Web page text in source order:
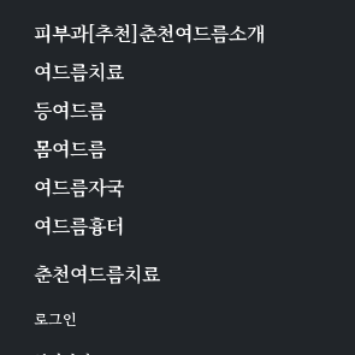
피부과[추천]춘천여드름소개
여드름치료
등여드름
몸여드름
여드름자국
여드름흉터
춘천여드름치료
로그인